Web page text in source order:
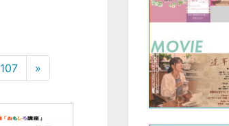
107 »